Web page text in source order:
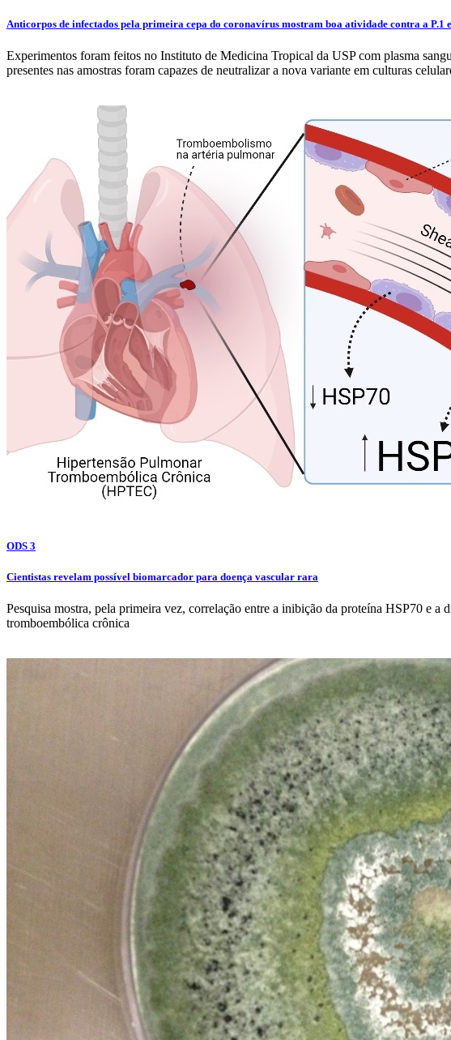
Anticorpos de infectados pela primeira cepa do coronavírus mostram boa atividade contra a P.1
Experimentos foram feitos no Instituto de Medicina Tropical da USP com plasma
presentes nas amostras foram capazes de neutralizar a nova variante em culturas
ODS 3
Cientistas revelam possível biomarcador para doença vascular rara
Pesquisa mostra, pela primeira vez, correlação entre a inibição da proteína HSP70 e
tromboembólica crônica